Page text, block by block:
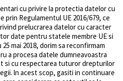
scrisa
cu privire la protectia datelor cu
Regulamentul UE 2016/679, ce
prelucrarea datelor cu caracter
date pentru statele membre UE si
mai 2018, dorim sa reconfirmam
a procesa datele dumneavoastra
si cu respectarea tuturor drepturilor
ln acest scop, gasiti in continuare